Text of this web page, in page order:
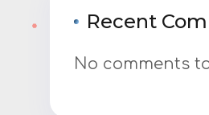
Recent
No comments